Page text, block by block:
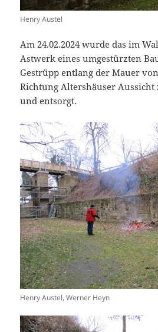
Henry Austel
Am 24.02.2024 wurde das im
Astwerk eines umgestürzten
Gestrüpp entlang der Mauer
Richtung Altershäuser
und entsorgt.
Henry Austel, Werner Heyn